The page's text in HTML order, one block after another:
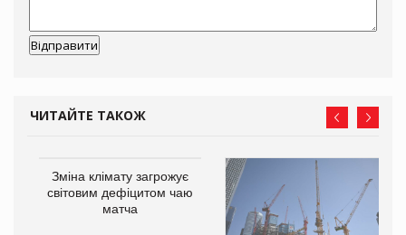
ЧИТАЙТЕ ТАКОЖ
Зміна клімату загрожує
світовим дефіцитом чаю
матча